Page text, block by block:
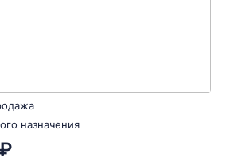
назначения